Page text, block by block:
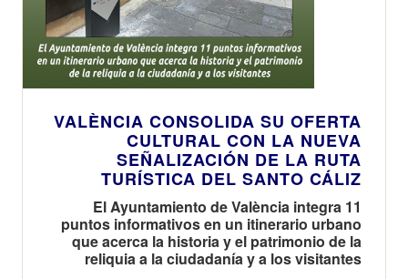
VALÈNCIA CONSOLIDA SU OFERTA
CULTURAL CON LA NUEVA
SEÑALIZACIÓN DE LA RUTA
TURÍSTICA DEL SANTO CÁLIZ
El Ayuntamiento de València integra 11
puntos informativos en un itinerario urbano
que acerca la historia y el patrimonio de la
reliquia a la ciudadanía y a los visitantes